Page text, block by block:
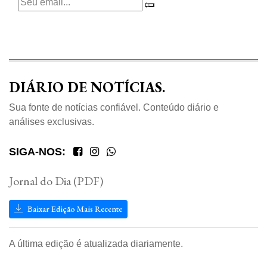
DIÁRIO DE NOTÍCIAS.
Sua fonte de notícias confiável. Conteúdo diário e
análises exclusivas.
SIGA-NOS:
Jornal do Dia (PDF)
Baixar Edição Mais Recente
A última edição é atualizada diariamente.